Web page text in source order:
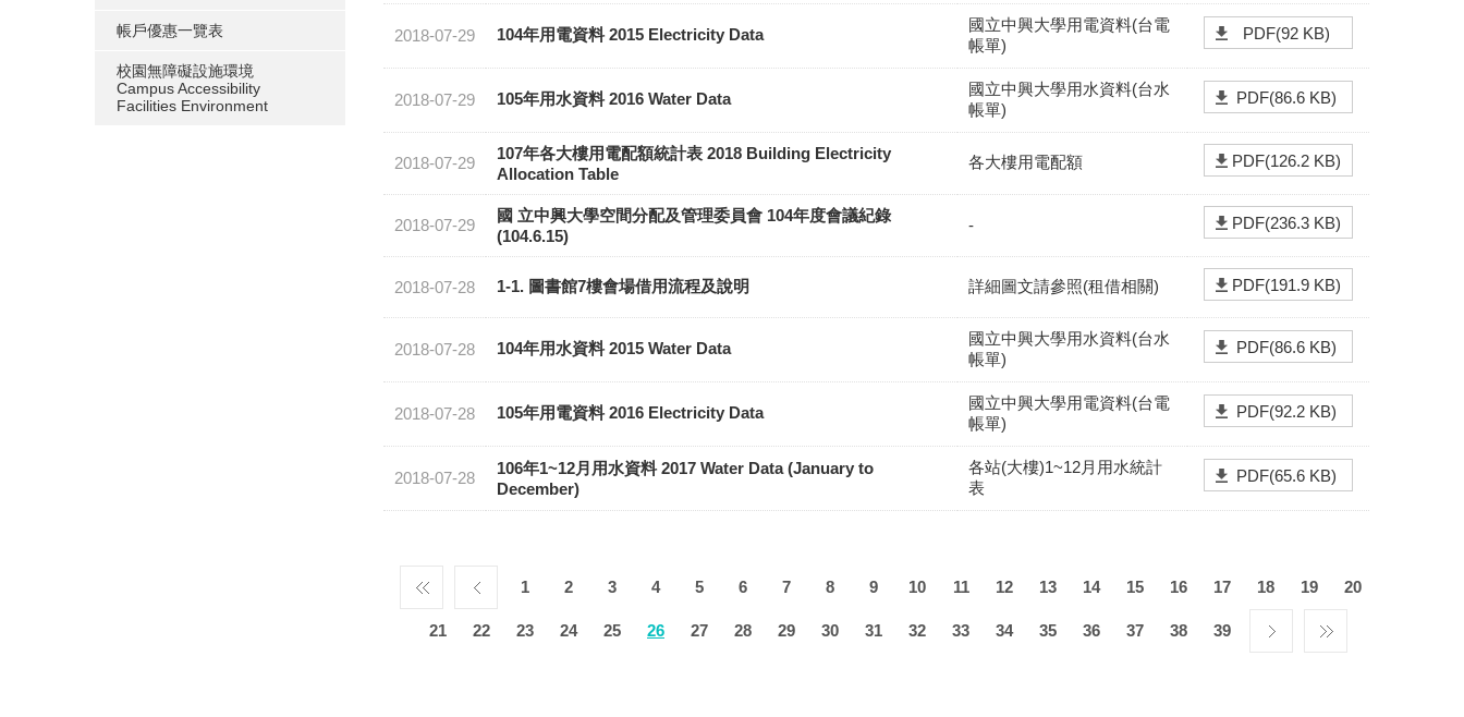
帳戶優惠一覽表
校園無障礙設施環境
Campus Accessibility
Facilities Environment
2018-07-29 104年用電資料 2015 Electricity Data
國立中興大學用電資料(台電
帳單)
PDF(92 KB)
2018-07-29 105年用水資料 2016 Water Data
國立中興大學用水資料(台水
帳單)
PDF(86.6 KB)
2018-07-29
107年各大樓用電配額統計表 2018 Building Electricity
Allocation Table
各大樓用電配額 PDF(126.2 KB)
2018-07-29
國 立中興大學空間分配及管理委員會 104年度會議紀錄
(104.6.15)
- PDF(236.3 KB)
2018-07-28 1-1. 圖書館7樓會場借用流程及說明 詳細圖文請參照(租借相關) PDF(191.9 KB)
2018-07-28 104年用水資料 2015 Water Data
國立中興大學用水資料(台水
帳單)
PDF(86.6 KB)
2018-07-28 105年用電資料 2016 Electricity Data
國立中興大學用電資料(台電
帳單)
PDF(92.2 KB)
2018-07-28
106年1~12月用水資料 2017 Water Data (January to
December)
各站(大樓)1~12月用水統計
表
PDF(65.6 KB)
1 2 3 4 5 6 7 8 9 10 11 12 13 14 15 16 17 18 19 20
21 22 23 24 25 26 27 28 29 30 31 32 33 34 35 36 37 38 39